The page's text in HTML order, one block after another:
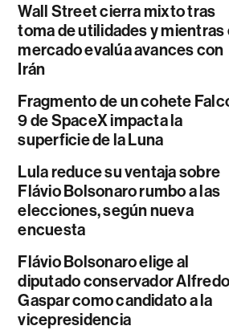
Wall Street cierra mixto tras
toma de utilidades y mientras
mercado evalúa avances con
Irán
Fragmento de un cohete
9 de SpaceX impacta la
superficie de la Luna
Lula reduce su ventaja sobre
Flávio Bolsonaro rumbo a las
elecciones, según nueva
encuesta
Flávio Bolsonaro elige al
diputado conservador Alfredo
Gaspar como candidato a la
vicepresidencia